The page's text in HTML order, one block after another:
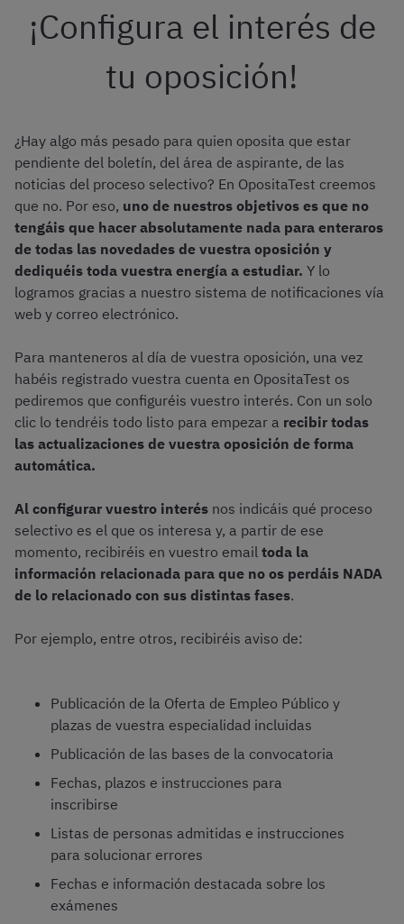
¡Configura el interés de
tu oposición!
¿Hay algo más pesado para quien oposita que estar
pendiente del boletín, del área de aspirante, de las
noticias del proceso selectivo? En OpositaTest creemos
que no. Por eso, uno de nuestros objetivos es que no
tengáis que hacer absolutamente nada para enteraros
de todas las novedades de vuestra oposición y
dediquéis toda vuestra energía a estudiar. Y lo
logramos gracias a nuestro sistema de notificaciones vía
web y correo electrónico.
Para manteneros al día de vuestra oposición, una vez
habéis registrado vuestra cuenta en OpositaTest os
pediremos que configuréis vuestro interés. Con un solo
clic lo tendréis todo listo para empezar a recibir todas
las actualizaciones de vuestra oposición de forma
automática.
Al configurar vuestro interés nos indicáis qué proceso
selectivo es el que os interesa y, a partir de ese
momento, recibiréis en vuestro email toda la
información relacionada para que no os perdáis NADA
de lo relacionado con sus distintas fases.
Por ejemplo, entre otros, recibiréis aviso de:
Publicación de la Oferta de Empleo Público y
plazas de vuestra especialidad incluidas
Publicación de las bases de la convocatoria
Fechas, plazos e instrucciones para
inscribirse
Listas de personas admitidas e instrucciones
para solucionar errores
Fechas e información destacada sobre los
exámenes